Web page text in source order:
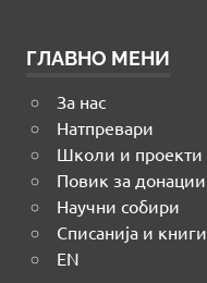
ГЛАВНО МЕНИ
За нас
Натпревари
Школи и проекти
Повик за донации
Научни собири
Списанија и книги
EN